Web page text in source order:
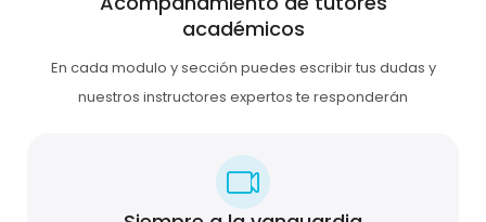
académicos
En cada modulo y sección puedes escribir tus dudas y
nuestros instructores expertos te responderán